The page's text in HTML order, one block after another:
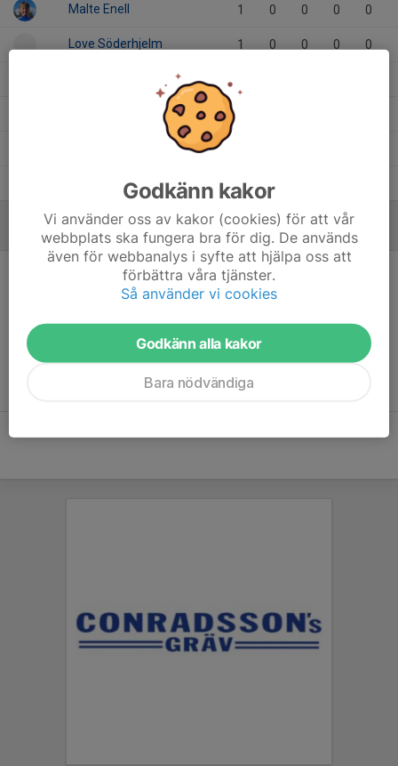
Malte Enell 1 0 0 0 0
Love Söderhjelm 1 0 0 0 0
Adam Olin 1 0
MÅLVAKTER
Godkänn kakor
Vi använder oss av kakor (cookies) för att vår
webbplats ska fungera bra för dig. De används
även för webbanalys i syfte att hjälpa oss att
förbättra våra tjänster.
Så använder vi cookies
Godkänn alla kakor
Bara nödvändiga